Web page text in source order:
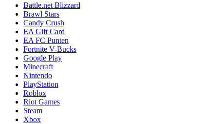
Battle.net Blizzard
Brawl Stars
Candy Crush
EA Gift Card
EA FC Punten
Fortnite V-Bucks
Google Play
Minecraft
Nintendo
PlayStation
Roblox
Riot Games
Steam
Xbox